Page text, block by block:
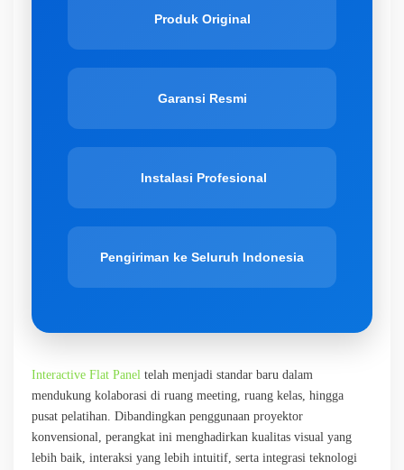
Produk Original
Garansi Resmi
Instalasi Profesional
Pengiriman ke Seluruh Indonesia
Interactive Flat Panel telah menjadi standar baru dalam
mendukung kolaborasi di ruang meeting, ruang kelas, hingga
pusat pelatihan. Dibandingkan penggunaan proyektor
konvensional, perangkat ini menghadirkan kualitas visual yang
lebih baik, interaksi yang lebih intuitif, serta integrasi teknologi